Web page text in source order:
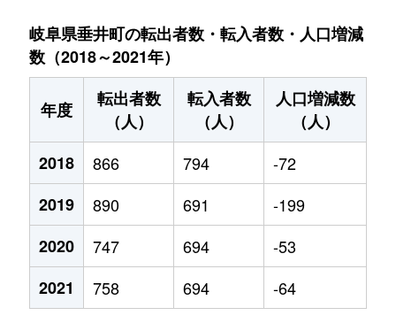
岐阜県垂井町の転出者数・転入者数・人口増減
数（2018～2021年）
年度
転出者数
（人）
転入者数
（人）
人口増減数
（人）
2018
866 794
-72
2019
890 691
-199
2020
747 694
-53
2021
758 694 -64